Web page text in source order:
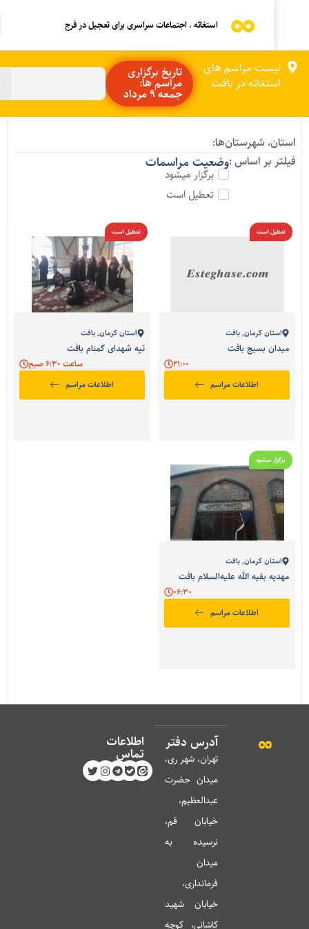
استغاثه ، اجتماعات سراسری برای تعجیل در فرج
لیست مراسم های
استغاثه در بافت
تاریخ برگزاری
مراسم ها:
جمعه 9 مرداد
شهرستان‌ها:
بر اساس :وضعیت مراسمات
برگزار میشود
تعطیل است
تعطیل است
استان کرمان,بافت
میدان بسیج بافت
اطلاعات مراسم
تعطیل است
استان کرمان,بافت
تپه شهدای گمنام بافت
ساعت 6:30 صبح
اطلاعات مراسم
برگزار میشود
استان کرمان,بافت
مهدیه بقیه الله علیه‌السلام بافت
06:30
اطلاعات مراسم
آدرس دفتر
تهران، شهر ری،
میدان حضرت
عبدالعظیم،
خیابان قم،
نرسیده به
میدان
فرمانداری،
خیابان شهید
کاشانی، کوچه
اطلاعات
تماس